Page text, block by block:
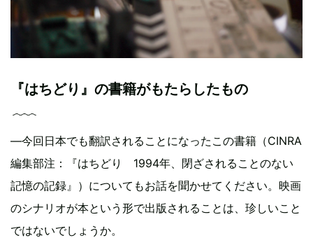
『はちどり』の書籍がもたらしたもの
―今回日本でも翻訳されることになったこの書籍（CINRA
編集部注：『はちどり 1994年、閉ざされることのない
記憶の記録』）についてもお話を聞かせてください。映画
のシナリオが本という形で出版されることは、珍しいこと
ではないでしょうか。